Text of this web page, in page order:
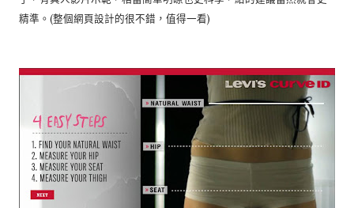
精準。(整個網頁設計的很不錯，值得一看)